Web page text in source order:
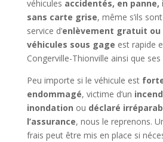
véhicules accidentés, en
sans carte grise, même s’ils
service d’enlèvement gratuit ou
véhicules sous gage est rapide
Congerville-Thionville ainsi que
Peu importe si le véhicule est
endommagé, victime d’un
inondation ou déclaré
l’assurance, nous le reprenons.
frais peut être mis en place si